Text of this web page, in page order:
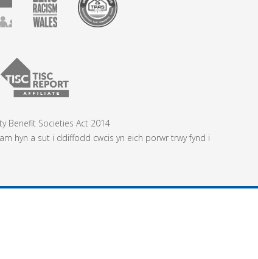
Benefit Societies Act 2014
hyn a sut i ddiffodd cwcis yn eich porwr trwy fynd i